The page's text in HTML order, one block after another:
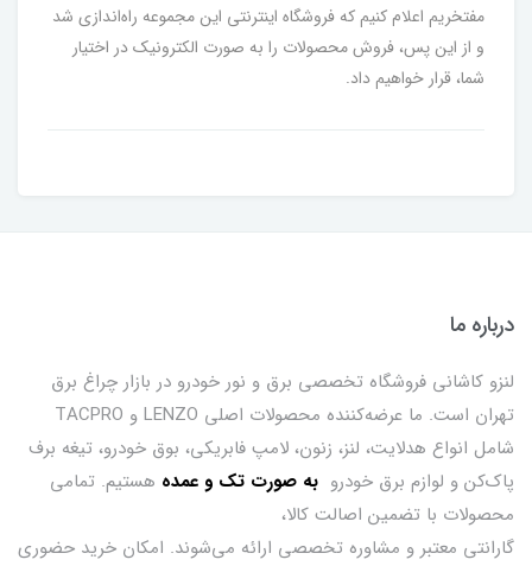
مفتخریم اعلام کنیم که فروشگاه اینترنتی این مجموعه راه‌اندازی شد
و از این پس، فروش محصولات را به صورت الکترونیک در اختیار
شما، قرار خواهیم داد.
درباره ما
لنزو کاشانی فروشگاه تخصصی برق و نور خودرو در بازار چراغ برق
تهران است. ما عرضه‌کننده محصولات اصلی LENZO و TACPRO
شامل انواع هدلایت، لنز، زنون، لامپ فابریکی، بوق خودرو، تیغه برف
پاک‌کن و لوازم برق خودرو به صورت تک و عمده هستیم. تمامی
محصولات با تضمین اصالت کالا،
گارانتی معتبر و مشاوره تخصصی ارائه می‌شوند. امکان خرید حضوری